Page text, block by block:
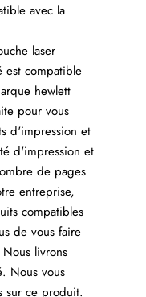
avec la
laser
est compatible
hewlett
pour vous
d'impression et
d'impression et
de pages
entreprise,
compatibles
de vous faire
livrons
Nous vous
sur ce produit.